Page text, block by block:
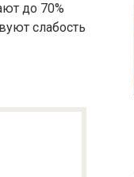
до 70%
слабость